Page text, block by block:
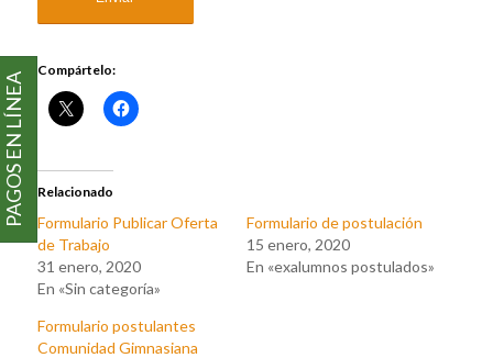
Compártelo:
Relacionado
Formulario Publicar Oferta
de Trabajo
31 enero, 2020
En «Sin categoría»
Formulario de postulación
15 enero, 2020
En «exalumnos postulados»
Formulario postulantes
Comunidad Gimnasiana
PAGOS EN LÍNEA